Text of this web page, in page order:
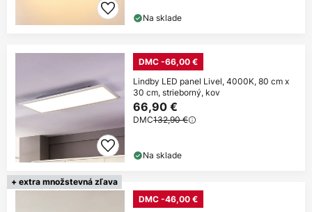
Na sklade
DMC -66,00 €
Lindby LED panel Livel, 4000K, 80 cm x
30 cm, strieborný, kov
66,90 €
DMC132,90 €
Na sklade
+ extra množstevná zľava
DMC -46,00 €